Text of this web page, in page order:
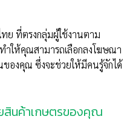
ย ที่ตรงกลุ่มผู้ใช้งานตาม
ให้คุณสามารถเลือกลงโฆษณา
ของคุณ ซึ่งจะช่วยให้มีคนรู้จักได้
สินค้าเกษตรของคุณ